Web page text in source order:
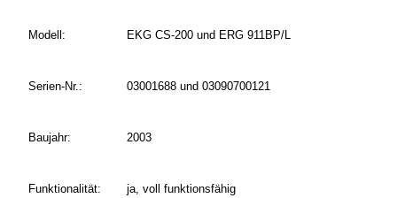
Modell: EKG CS-200 und ERG 911BP/L
Serien-Nr.: 03001688 und 03090700121
Baujahr: 2003
Funktionalität: ja, voll funktionsfähig